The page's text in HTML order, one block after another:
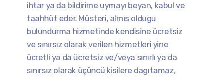
ihtar ya da bildirime uymayı beyan, kabul ve
taahhüt eder. Müsteri, almıs oldugu
bulundurma hizmetinde kendisine ücretsiz
ve sınırsız olarak verilen hizmetleri yine
ücretli ya da ücretsiz ve/veya sınırlı ya da
sınırsız olarak üçüncü kisilere dagıtamaz,